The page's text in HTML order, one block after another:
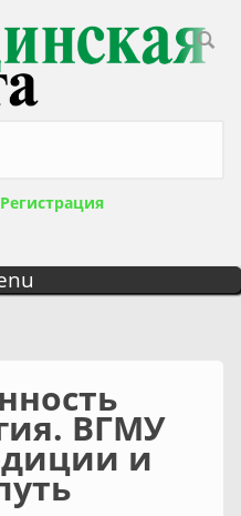
Регистрация
ВГМУ
и